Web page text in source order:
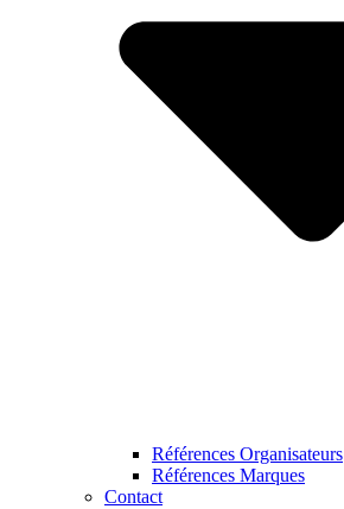
Références Organisateurs
Références Marques
Contact